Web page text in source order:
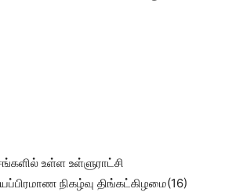
உள்ள உள்ளுராட்சி
நிகழ்வு திங்கட்கிழமை(16)